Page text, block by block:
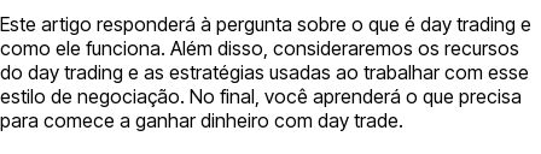
Este artigo responderá à pergunta sobre o que é day trading e
como ele funciona. Além disso, consideraremos os recursos
do day trading e as estratégias usadas ao trabalhar com esse
estilo de negociação. No final, você aprenderá o que precisa
para comece a ganhar dinheiro com day trade.